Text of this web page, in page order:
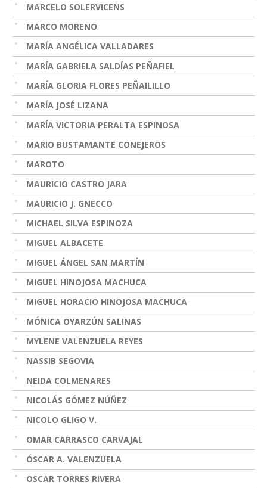
MARCELO SOLERVICENS
MARCO MORENO
MARÍA ANGÉLICA VALLADARES
MARÍA GABRIELA SALDÍAS PEÑAFIEL
MARÍA GLORIA FLORES PEÑAILILLO
MARÍA JOSÉ LIZANA
MARÍA VICTORIA PERALTA ESPINOSA
MARIO BUSTAMANTE CONEJEROS
MAROTO
MAURICIO CASTRO JARA
MAURICIO J. GNECCO
MICHAEL SILVA ESPINOZA
MIGUEL ALBACETE
MIGUEL ÁNGEL SAN MARTÍN
MIGUEL HINOJOSA MACHUCA
MIGUEL HORACIO HINOJOSA MACHUCA
MÓNICA OYARZÚN SALINAS
MYLENE VALENZUELA REYES
NASSIB SEGOVIA
NEIDA COLMENARES
NICOLÁS GÓMEZ NÚÑEZ
NICOLO GLIGO V.
OMAR CARRASCO CARVAJAL
ÓSCAR A. VALENZUELA
OSCAR TORRES RIVERA